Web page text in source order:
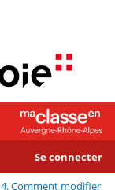
Se connecter
4. Comment modifier